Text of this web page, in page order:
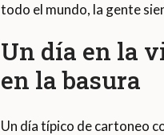
todo el mundo, la gente
Un día en la
en la basura
Un día típico de cartoneo